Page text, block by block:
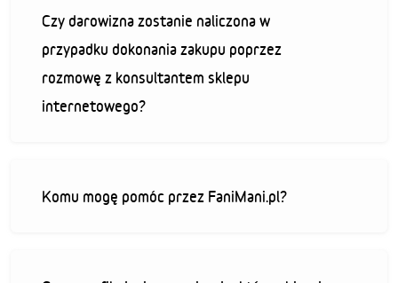
Czy darowizna zostanie naliczona w
przypadku dokonania zakupu poprzez
rozmowę z konsultantem sklepu
internetowego?
Komu mogę pomóc przez FaniMani.pl?